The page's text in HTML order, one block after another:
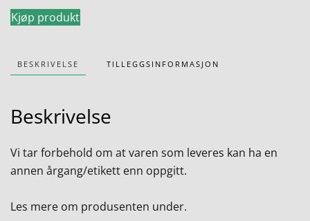
Kjøp produkt
BESKRIVELSE TILLEGGSINFORMASJON
Beskrivelse
Vi tar forbehold om at varen som leveres kan ha en
annen årgang/etikett enn oppgitt.
Les mere om produsenten under.